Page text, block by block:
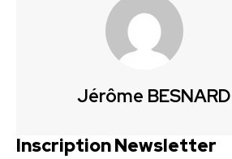
Jérôme BESNARD
Inscription Newsletter